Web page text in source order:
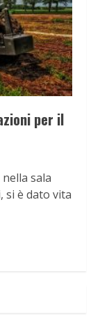
per il
sala
si è dato vita